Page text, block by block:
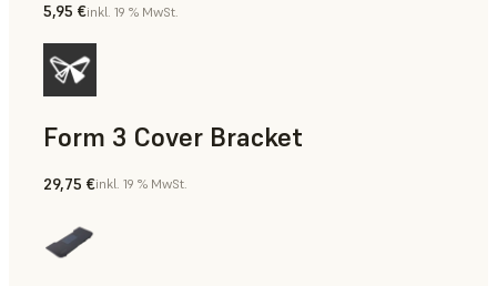
5,95 €inkl. 19 % MwSt.
Form 3 Cover Bracket
29,75 €inkl. 19 % MwSt.